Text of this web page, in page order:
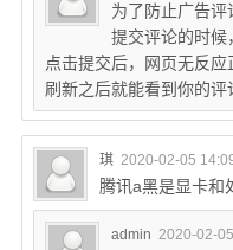
为了防止广告评
提交评论的时候
点击提交后，网页无反应
刷新之后就能看到你的评
琪 2020-02-05
腾讯a黑是显卡和
admin 2020-02-